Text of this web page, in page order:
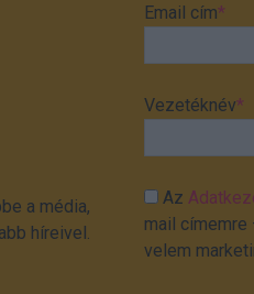
a média,
híreivel.
Email cím*
Vezetéknév*
Az
mail
velem